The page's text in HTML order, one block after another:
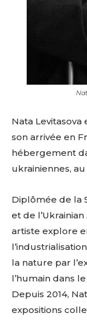
Nata Levitasova
son arrivée en
hébergement
ukrainiennes,
Diplômée de la
et de
artiste explore
la nature par
l’humain dans
Depuis 2014,
expositions